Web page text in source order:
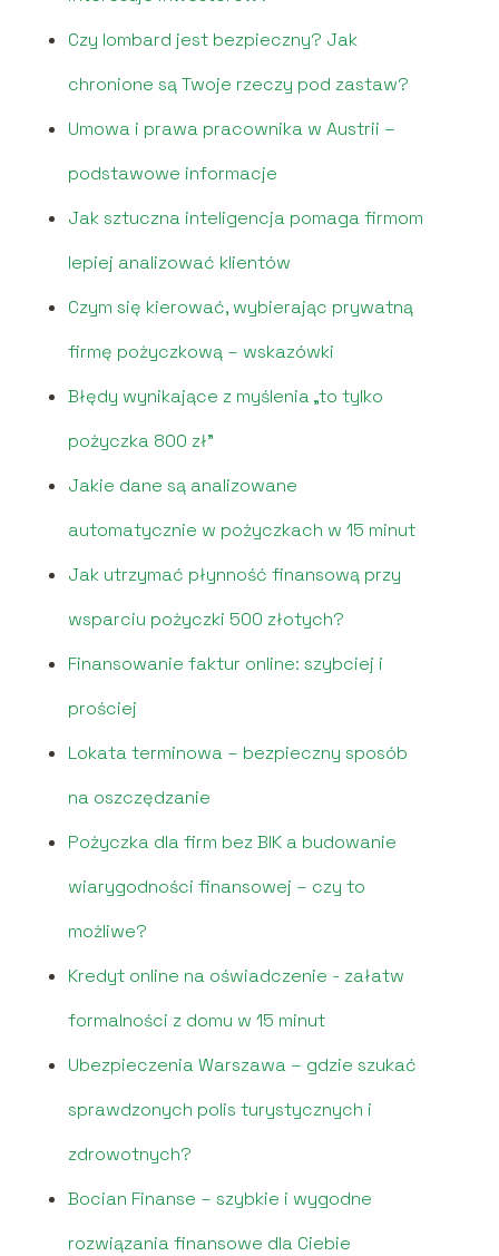
Czy lombard jest bezpieczny? Jak
chronione są Twoje rzeczy pod zastaw?
Umowa i prawa pracownika w Austrii –
podstawowe informacje
Jak sztuczna inteligencja pomaga firmom
lepiej analizować klientów
Czym się kierować, wybierając prywatną
firmę pożyczkową – wskazówki
Błędy wynikające z myślenia „to tylko
pożyczka 800 zł”
Jakie dane są analizowane
automatycznie w pożyczkach w 15 minut
Jak utrzymać płynność finansową przy
wsparciu pożyczki 500 złotych?
Finansowanie faktur online: szybciej i
prościej
Lokata terminowa – bezpieczny sposób
na oszczędzanie
Pożyczka dla firm bez BIK a budowanie
wiarygodności finansowej – czy to
możliwe?
Kredyt online na oświadczenie - załatw
formalności z domu w 15 minut
Ubezpieczenia Warszawa – gdzie szukać
sprawdzonych polis turystycznych i
zdrowotnych?
Bocian Finanse – szybkie i wygodne
rozwiązania finansowe dla Ciebie